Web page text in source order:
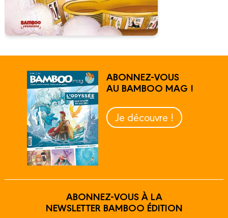
ABONNEZ-VOUS
AU BAMBOO MAG !
Je découvre !
ABONNEZ-VOUS À LA
NEWSLETTER BAMBOO ÉDITION